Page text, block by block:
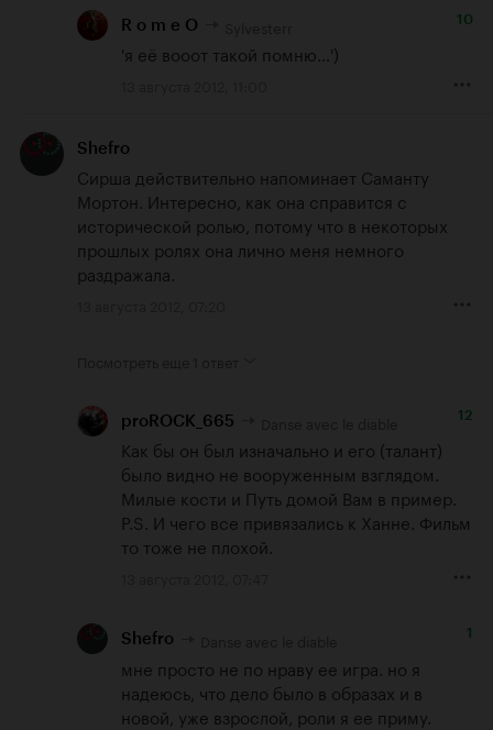
R o m e O 10
'я её вооот такой помню…')
Shefro
Сирша действительно напоминает Саманту
Мортон. Интересно, как она справится с
исторической ролью, потому что в некоторых
прошлых ролях она лично меня немного
раздражала.
proROCK_665 12
Как бы он был изначально и его (талант)
было видно не вооруженным взглядом.
Милые кости и Путь домой Вам в пример.
P.S. И чего все привязались к Ханне. Фильм
то тоже не плохой.
Shefro 1
мне просто не по нраву ее игра. но я
надеюсь, что дело было в образах и в
новой, уже взрослой, роли я ее приму.